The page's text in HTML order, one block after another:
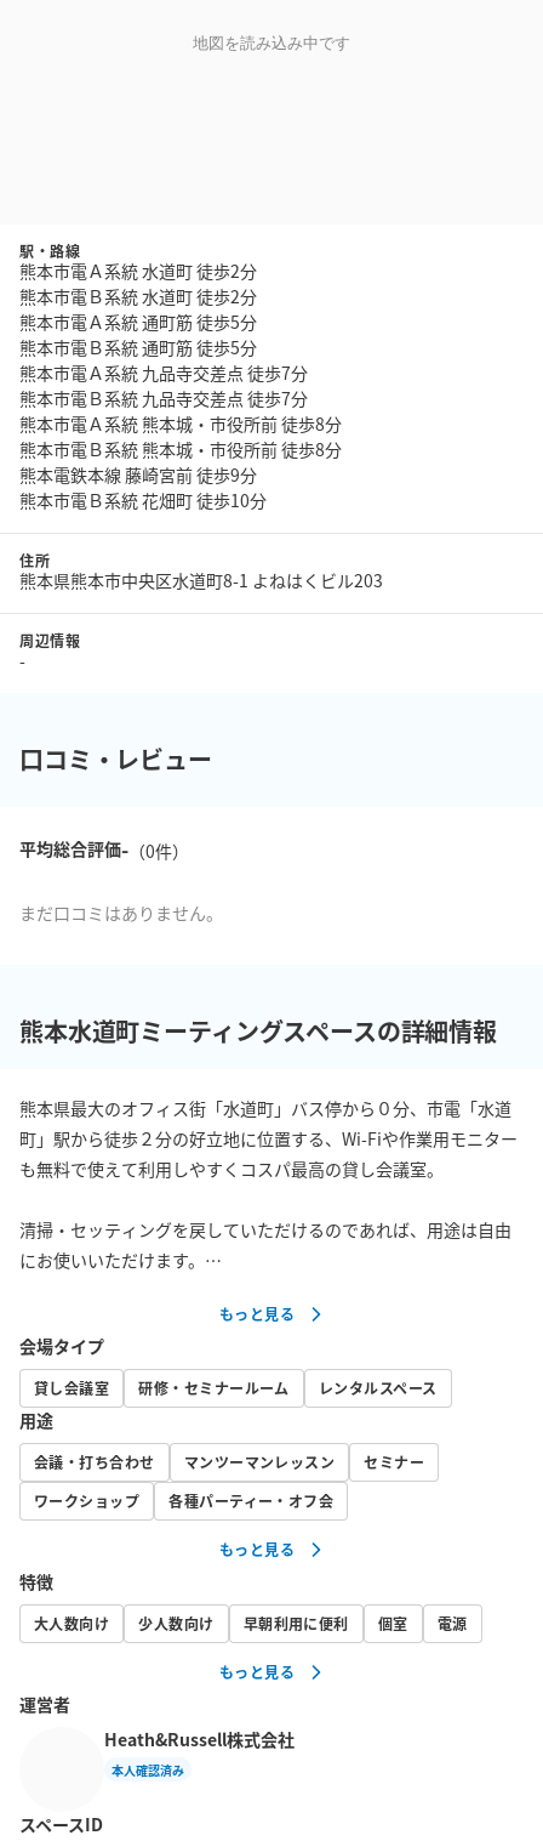
地図を読み込み中です
駅・路線
熊本市電Ａ系統 水道町 徒歩2分
熊本市電Ｂ系統 水道町 徒歩2分
熊本市電Ａ系統 通町筋 徒歩5分
熊本市電Ｂ系統 通町筋 徒歩5分
熊本市電Ａ系統 九品寺交差点 徒歩7分
熊本市電Ｂ系統 九品寺交差点 徒歩7分
熊本市電Ａ系統 熊本城・市役所前 徒歩8分
熊本市電Ｂ系統 熊本城・市役所前 徒歩8分
熊本電鉄本線 藤崎宮前 徒歩9分
熊本市電Ｂ系統 花畑町 徒歩10分
住所
熊本県熊本市中央区水道町8-1 よねはくビル203
周辺情報
-
口コミ・レビュー
平均総合評価-（0件）
まだ口コミはありません。
熊本水道町ミーティングスペースの詳細情報
熊本県最大のオフィス街「水道町」バス停から０分、市電「水道
町」駅から徒歩２分の好立地に位置する、Wi-Fiや作業用モニター
も無料で使えて利用しやすくコスパ最高の貸し会議室。
清掃・セッティングを戻していただけるのであれば、用途は自由
にお使いいただけます。
また、ご予約時間には準備・片付けの時間を含めてご利用くだ
さい。）
【プロジェクター貸出（有料）・高速Wi-Fiおよび作業用モニター
の利用は無料！】
現在、机7台およびチェア18脚＋簡易丸イス6個、中型ホワイトボ
ードを備え付けており、
光回線Wi-Fi に作業用モニター・プロジェクターも利用できて会議
さらに現在、当スペースでは「ボードゲーム」「YouTube/TikTok
撮影」「パーソナルカラー診断」利用に力を入れるため、
カタンなどのボードゲーム、スマホ対応リングライト、ストレー
アメピン、ヘアゴムや綿棒などの備品を設置！もちろん、スマホ
もっと見る
会場タイプ
貸し会議室 研修・セミナールーム レンタルスペース
用途
会議・打ち合わせ マンツーマンレッスン
セミナー
ワークショップ
各種パーティー・オフ会
もっと見る
特徴
大人数向け 少人数向け 早朝利用に便利 個室 電源
もっと見る
運営者
Heath&Russell株式会社
本人確認済み
スペースID